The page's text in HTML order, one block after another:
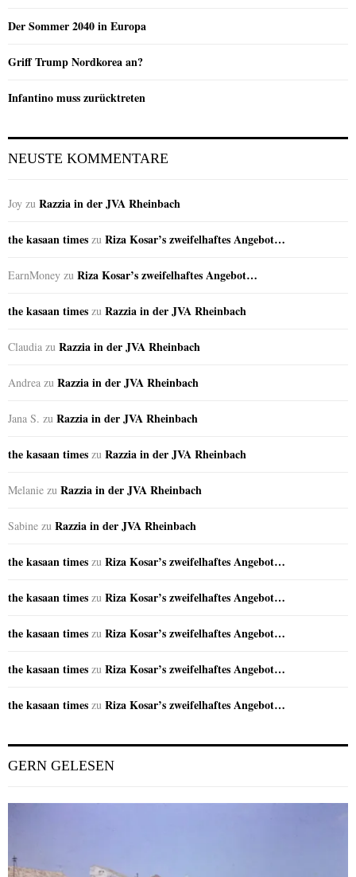
Der Sommer 2040 in Europa
Griff Trump Nordkorea an?
Infantino muss zurücktreten
NEUSTE KOMMENTARE
Joy zu Razzia in der JVA Rheinbach
the kasaan times zu Riza Kosar’s zweifelhaftes Angebot…
EarnMoney zu Riza Kosar’s zweifelhaftes Angebot…
the kasaan times zu Razzia in der JVA Rheinbach
Claudia zu Razzia in der JVA Rheinbach
Andrea zu Razzia in der JVA Rheinbach
Jana S. zu Razzia in der JVA Rheinbach
the kasaan times zu Razzia in der JVA Rheinbach
Melanie zu Razzia in der JVA Rheinbach
Sabine zu Razzia in der JVA Rheinbach
the kasaan times zu Riza Kosar’s zweifelhaftes Angebot…
the kasaan times zu Riza Kosar’s zweifelhaftes Angebot…
the kasaan times zu Riza Kosar’s zweifelhaftes Angebot…
the kasaan times zu Riza Kosar’s zweifelhaftes Angebot…
the kasaan times zu Riza Kosar’s zweifelhaftes Angebot…
GERN GELESEN